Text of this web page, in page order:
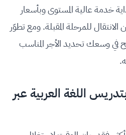
خدمة عالية المستوى وبأسعار
للمرحلة المقبلة. ومع تطوّر
في وسعك تحديد الأجر المناسب
اللغة العربية عبر